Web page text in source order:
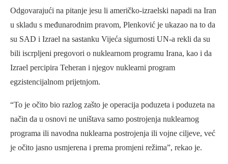
Odgovarajući na pitanje jesu li američko-izraelski napadi na Iran
u skladu s međunarodnim pravom, Plenković je ukazao na to da
su SAD i Izrael na sastanku Vijeća sigurnosti UN-a rekli da su
bili iscrpljeni pregovori o nuklearnom programu Irana, kao i da
Izrael percipira Teheran i njegov nuklearni program
egzistencijalnom prijetnjom.
“To je očito bio razlog zašto je operacija poduzeta i poduzeta na
način da u osnovi ne uništava samo postrojenja nuklearnog
programa ili navodna nuklearna postrojenja ili vojne ciljeve, već
je očito jasno usmjerena i prema promjeni režima”, rekao je.